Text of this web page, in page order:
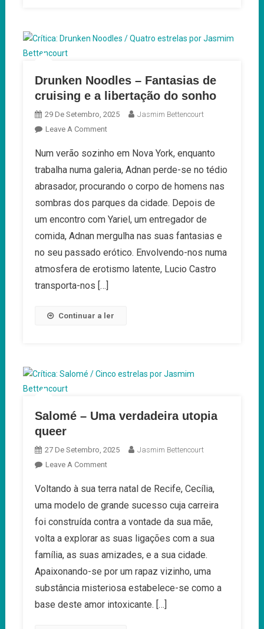
Drunken Noodles – Fantasias de
cruising e a libertação do sonho
29 De Setembro, 2025
Jasmim Bettencourt
Leave A CommentOn
Noodles
–
Fantasias
Cruising
E
A
Libertação
Do
Num verão sozinho em Nova York, enquanto
trabalha numa galeria, Adnan perde-se no tédio
abrasador, procurando o corpo de homens nas
sombras dos parques da cidade. Depois de
um encontro com Yariel, um entregador de
comida, Adnan mergulha nas suas fantasias e
no seu passado erótico. Envolvendo-nos numa
atmosfera de erotismo latente, Lucio Castro
transporta-nos […]
Continuar a ler
Salomé – Uma verdadeira utopia
queer
27 De Setembro, 2025
Jasmim Bettencourt
Leave A CommentOn
–
Uma
Verdadeira
Voltando à sua terra natal de Recife, Cecília,
uma modelo de grande sucesso cuja carreira
foi construída contra a vontade da sua mãe,
volta a explorar as suas ligações com a sua
família, as suas amizades, e a sua cidade.
Apaixonando-se por um rapaz vizinho, uma
substância misteriosa estabelece-se como a
base deste amor intoxicante. […]